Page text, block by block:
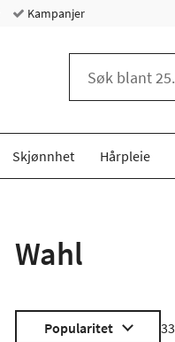
Kampanjer
Skjønnhet Hårpleie
Wahl
Popularitet 33